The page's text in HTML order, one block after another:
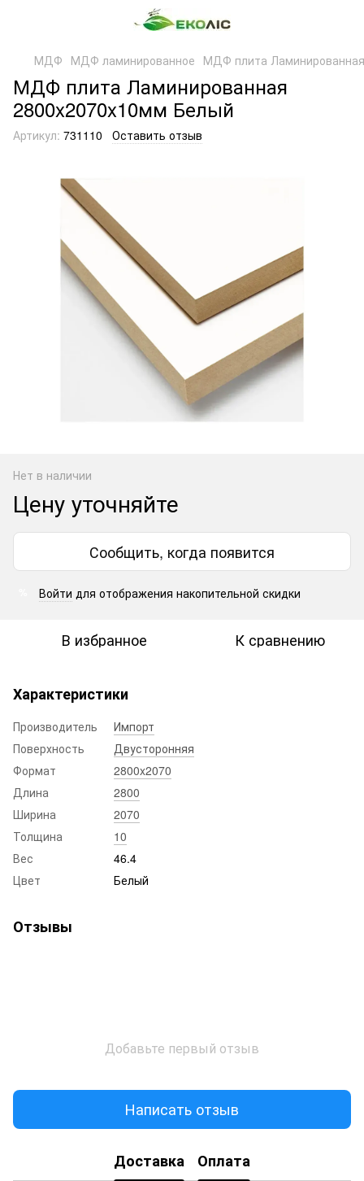
МДФ МДФ ламинированное МДФ плита
МДФ плита Ламинированная
2800x2070x10мм Белый
Артикул: 731110 Оставить отзыв
Нет в наличии
Цену уточняйте
Сообщить, когда появится
Войти для отображения накопительной скидки
В избранное К сравнению
Характеристики
Производитель
Импорт
Поверхность
Двусторонняя
Формат
2800x2070
Длина
2800
Ширина
2070
Толщина
10
Вес
46.4
Цвет
Белый
Отзывы
Добавьте первый отзыв
Написать отзыв
Доставка Оплата